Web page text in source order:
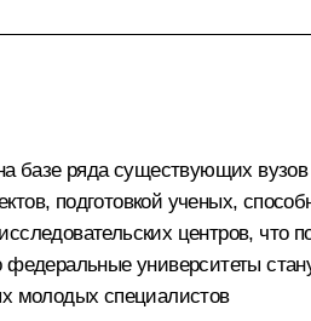
на базе ряда существующих
подготовкой ученых,
центров, что
университеты
молодых специалистов